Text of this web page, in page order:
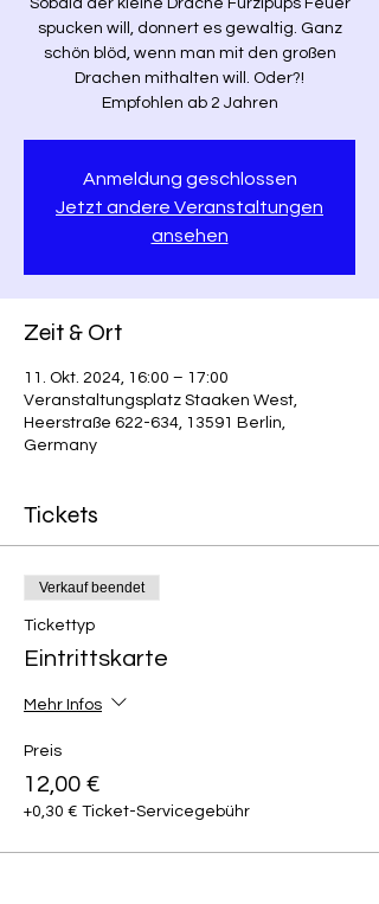
Sobald der kleine Drache Furzipups Feuer
spucken will, donnert es gewaltig. Ganz
schön blöd, wenn man mit den großen
Drachen mithalten will. Oder?!
Empfohlen ab 2 Jahren
Anmeldung geschlossen
Jetzt andere Veranstaltungen
ansehen
Zeit & Ort
11. Okt. 2024, 16:00 – 17:00
Veranstaltungsplatz Staaken West,
Heerstraße 622-634, 13591 Berlin,
Germany
Tickets
Verkauf beendet
Tickettyp
Eintrittskarte
Mehr Infos
Preis
12,00 €
+0,30 € Ticket-Servicegebühr